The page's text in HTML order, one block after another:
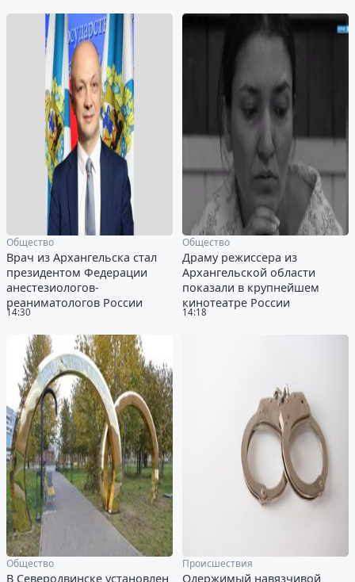
14:30
Общество
Врач из Архангельска стал
президентом Федерации
анестезиологов-
реаниматологов России
14:18
Общество
Драму режиссера из
Архангельской области
показали в крупнейшем
кинотеатре России
Общество
В Северодвинске установлен
Происшествия
Одержимый навязчивой